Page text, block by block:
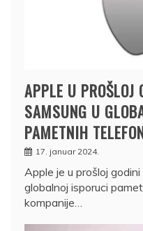
APPLE U
SAMSUNG U
PAMETNIH
17. januar 2024.
Apple je u prošloj
globalnoj isporuci
kompanije…